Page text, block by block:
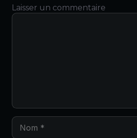
Laisser un commentaire
Commentaire
Nom